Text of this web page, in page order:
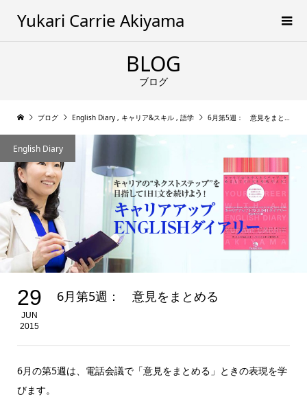
Yukari Carrie Akiyama
BLOG
ブログ
ブログ English Diary , キャリア&スキル , 語学 6月第5週： 意見をまとめる
English Diary
29
JUN
2015
6月第5週： 意見をまとめる
6月の第5週は、電話会議で「意見をまとめる」ときの表現を学
びます。